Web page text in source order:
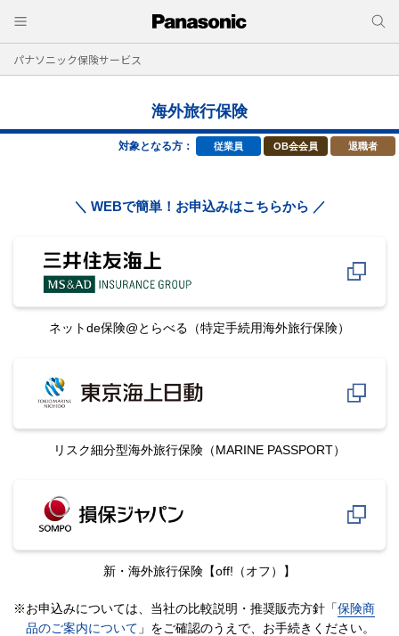
パナソニック保険サービス
海外旅行保険
対象となる方： 従業員 OB会会員 退職者
＼ WEBで簡単！お申込みはこちらから ／
ネットde保険@とらべる （特定手続用海外旅行保険）
リスク細分型海外旅行保険 （MARINE PASSPORT）
新・海外旅行保険 【off!（オフ）】
※お申込みについては、当社の比較説明・推奨販売方針「保険商
品のご案内について 」をご確認のうえで、 お手続きください。